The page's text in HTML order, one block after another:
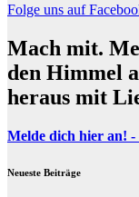
Folge uns auf
Mach mit.
den Himmel
heraus mit
Melde dich hier an!
Neueste Beiträge